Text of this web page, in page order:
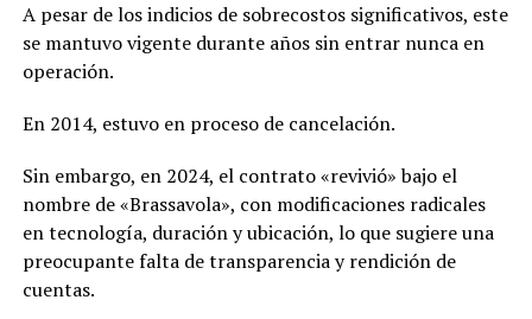
A pesar de los indicios de sobrecostos significativos, este
se mantuvo vigente durante años sin entrar nunca en
operación.
En 2014, estuvo en proceso de cancelación.
Sin embargo, en 2024, el contrato «revivió» bajo el
nombre de «Brassavola», con modificaciones radicales
en tecnología, duración y ubicación, lo que sugiere una
preocupante falta de transparencia y rendición de
cuentas.